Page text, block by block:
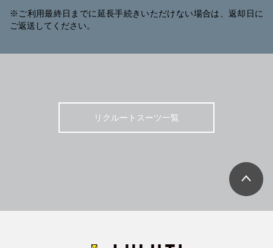
※ご利用最終日までに延長手続きいただけない場合は、返却日に
ご返送してください。
リクルートスーツ一覧